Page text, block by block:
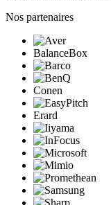
Nos partenaires
BalanceBox
Conen
Erard